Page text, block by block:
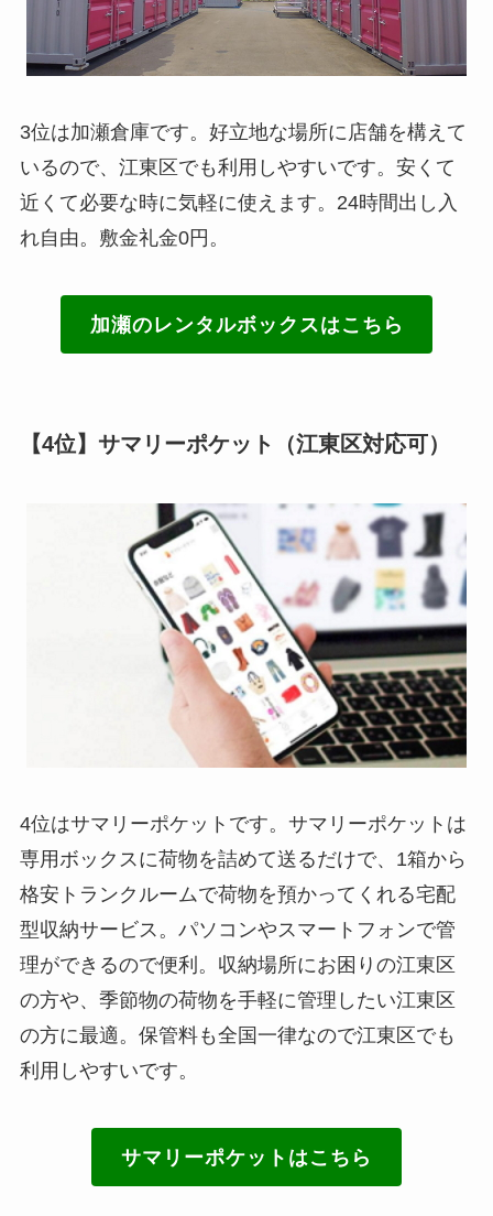
3位は加瀬倉庫です。好立地な場所に店舗を構えて
いるので、江東区でも利用しやすいです。安くて
近くて必要な時に気軽に使えます。24時間出し入
れ自由。敷金礼金0円。
加瀬のレンタルボックスはこちら
【4位】サマリーポケット（江東区対応可）
4位はサマリーポケットです。サマリーポケットは
専用ボックスに荷物を詰めて送るだけで、1箱から
格安トランクルームで荷物を預かってくれる宅配
型収納サービス。パソコンやスマートフォンで管
理ができるので便利。収納場所にお困りの江東区
の方や、季節物の荷物を手軽に管理したい江東区
の方に最適。保管料も全国一律なので江東区でも
利用しやすいです。
サマリーポケットはこちら